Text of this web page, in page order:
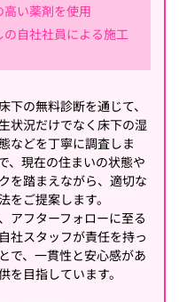
高い薬剤を使用
の自社社員による施工
下の無料診断を通じて、
状況だけでなく床下の湿
などを丁寧に調査しま
、現在の住まいの状態や
を踏まえながら、適切な
をご提案します。
アフターフォローに至る
社スタッフが責任を持っ
で、一貫性と安心感があ
を目指しています。